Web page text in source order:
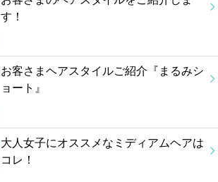
す！
お客さまヘアスタイルご紹介『まるみシ
ョート』
大人女子にオススメなミディアムヘアは
コレ！